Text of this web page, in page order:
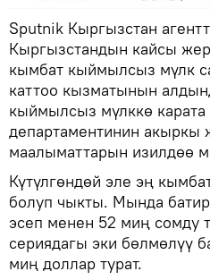
Sputnik Кыргызстан
Кыргызстандын кайсы
кымбат кыймылсыз мүлк
каттоо кызматынын
кыймылсыз мүлккө карата
департаментинин акыркы
маалыматтарын изилдөө
Күтүлгөндөй эле эң
болуп чыкты. Мында
эсеп менен 52 миң сомду
сериядагы эки бөлмөлүү
миң доллар турат.